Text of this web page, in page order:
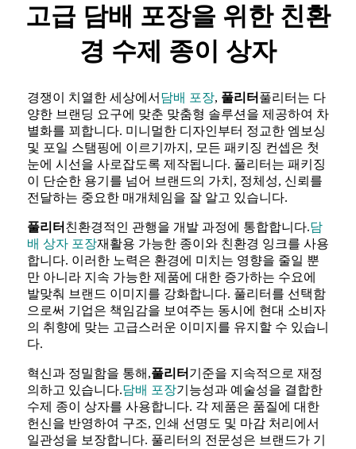
고급 담배 포장을 위한 친환
경 수제 종이 상자
경쟁이 치열한 세상에서 담배 포장, 풀리터 풀리터는 다
양한 브랜딩 요구에 맞춘 맞춤형 솔루션을 제공하여 차
별화를 꾀합니다. 미니멀한 디자인부터 정교한 엠보싱
및 포일 스탬핑에 이르기까지, 모든 패키징 컨셉은 첫
눈에 시선을 사로잡도록 제작됩니다. 풀리터는 패키징
이 단순한 용기를 넘어 브랜드의 가치, 정체성, 신뢰를
전달하는 중요한 매개체임을 잘 알고 있습니다.
풀리터 친환경적인 관행을 개발 과정에 통합합니다.담
배 상자 포장재활용 가능한 종이와 친환경 잉크를 사용
합니다. 이러한 노력은 환경에 미치는 영향을 줄일 뿐
만 아니라 지속 가능한 제품에 대한 증가하는 수요에
발맞춰 브랜드 이미지를 강화합니다. 풀리터를 선택함
으로써 기업은 책임감을 보여주는 동시에 현대 소비자
의 취향에 맞는 고급스러운 이미지를 유지할 수 있습니
다.
혁신과 정밀함을 통해,풀리터 기준을 지속적으로 재정
의하고 있습니다.담배 포장기능성과 예술성을 결합한
수제 종이 상자를 사용합니다. 각 제품은 품질에 대한
헌신을 반영하여 구조, 인쇄 선명도 및 마감 처리에서
일관성을 보장합니다. 풀리터의 전문성은 브랜드가 기